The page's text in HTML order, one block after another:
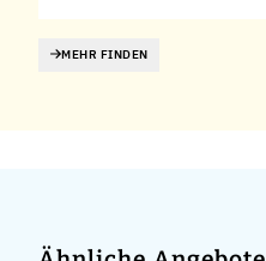
MEHR FINDEN